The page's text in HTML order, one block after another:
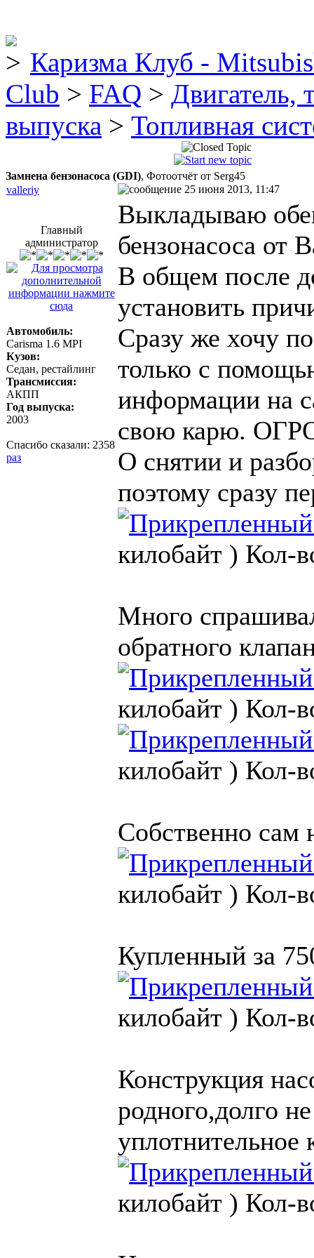
Каризма Клуб -
Club > FAQ > Двигатель,
выпуска > Топливная
Замнена бензонасоса (GDI), Фотоотчёт от Serg45
valleriy
25 июня 2013, 11:47
Главный
администратор
Автомобиль:
Carisma 1.6 MPI
Кузов:
Седан, рестайлинг
Трансмиссия:
АКПП
Год выпуска:
2003
Спасибо сказали: 2358
раз
Выкладываю
бензонасоса от
В общем после
установить
Сразу же хочу
только с
информации на
свою карю.
О снятии и
поэтому сразу
килобайт ) Кол-
Много
обратного
килобайт ) Кол-
килобайт ) Кол-
Собственно сам
килобайт ) Кол-
Купленный за
килобайт ) Кол-
Конструкция
родного,долго
уплотнительное
килобайт ) Кол-